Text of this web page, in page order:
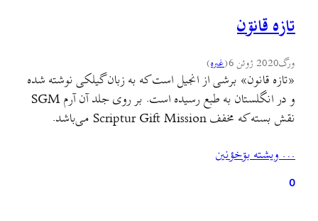
تازه قانۊن
ورگ2020 ژوئن 6 (غىره)
«تازه قانون» برشی از انجیل است که به زبان گیلکی نوشته شده
و در انگلستان به طبع رسیده است. بر روی جلد آن آرم SGM
نقش بسته که مخفف Scriptur Gift Mission می‌باشد.
زبانهایزندهٔ سرتاسر جهان بوده است.محتوی «تازه قانون» خطبهٔ
معروف به خطبهٔ…
… ويشته بۊخؤنين
0